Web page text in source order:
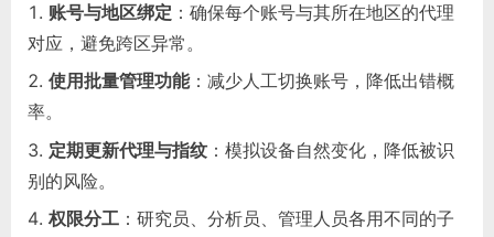
账号与地区绑定 ：确保每个账号与其所在地区的代理
对应，避免跨区异常。
使用批量管理功能：减少人工切换账号，降低出错概
率。
定期更新代理与指纹 ：模拟设备自然变化，降低被识
别的风险。
权限分工 ：研究员、分析员、管理人员各用不同的子